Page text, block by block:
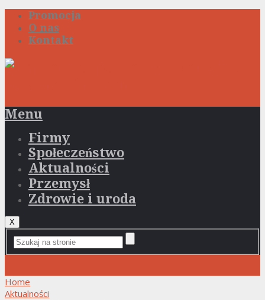
Promocja
O nas
Kontakt
Menu
Firmy
Społeczeństwo
Aktualności
Przemysł
Zdrowie i uroda
X
Home
Aktualności